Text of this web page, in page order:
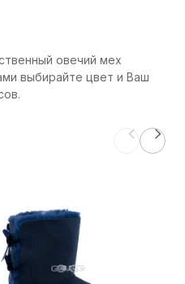
овечий мех
выбирайте цвет и Ваш